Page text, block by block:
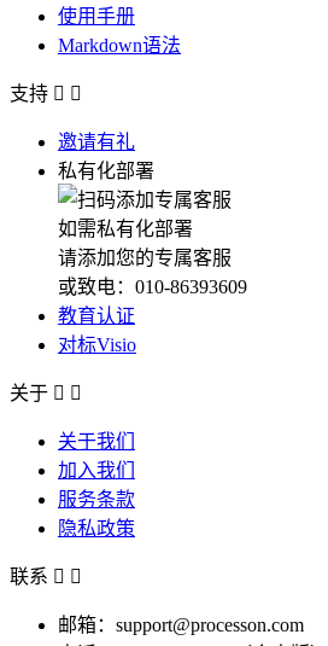
使用手册
Markdown语法
支持  
邀请有礼
私有化部署
如需私有化部署
请添加您的专属客服
或致电：010-86393609
教育认证
对标Visio
关于  
关于我们
加入我们
服务条款
隐私政策
联系  
邮箱：support@processon.com